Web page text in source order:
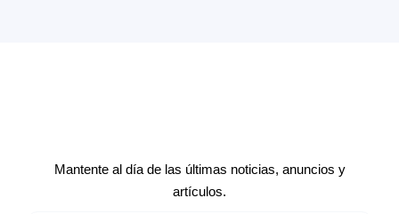
Mantente al día de las últimas noticias, anuncios y
artículos.